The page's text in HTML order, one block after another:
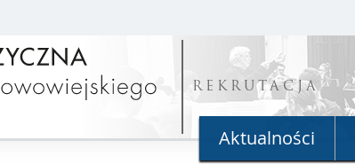
REKRUTACJA
Aktualności